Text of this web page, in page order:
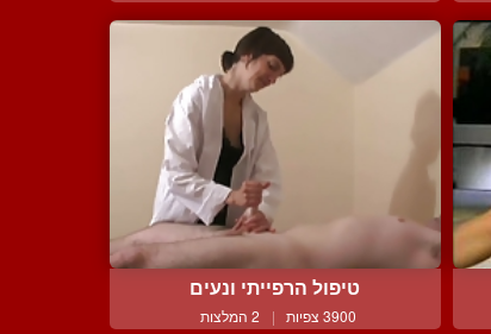
טיפול הרפייתי ונעים
3900 צפיות | 2 המלצות